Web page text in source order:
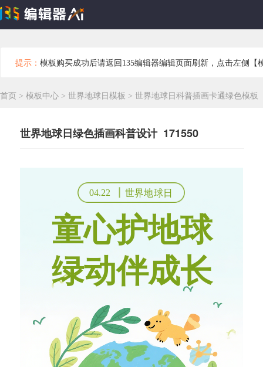
提示： 模板购买成功后请返回135编辑器编辑页面刷新，点击左侧【
首页 > 模板中心 > 世界地球日模板 > 世界地球日科普插画卡通绿色模板
世界地球日绿色插画科普设计 171550
童心护地球
绿动伴成长
04.22 世界地球日